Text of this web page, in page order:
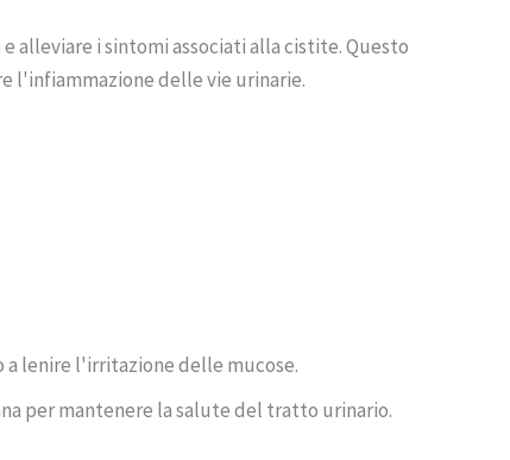
i sintomi associati alla cistite. Questo
l'infiammazione delle vie urinarie.
lenire l'irritazione delle mucose.
per mantenere la salute del tratto urinario.